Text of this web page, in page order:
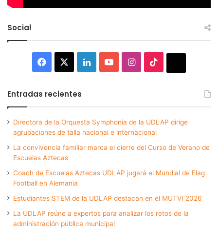
Social
Facebook LinkedInYouTubeInstagram
Entradas recientes
Directora de la Orquesta Symphonia de la UDLAP dirige
agrupaciones de talla nacional e internacional
La convivencia familiar marca el cierre del Curso de Verano de
Escuelas Aztecas
Coach de Escuelas Aztecas UDLAP jugará el Mundial de Flag
Football en Alemania
Estudiantes STEM de la UDLAP destacan en el MUTVI 2026
La UDLAP reúne a expertos para analizar los retos de la
administración pública municipal